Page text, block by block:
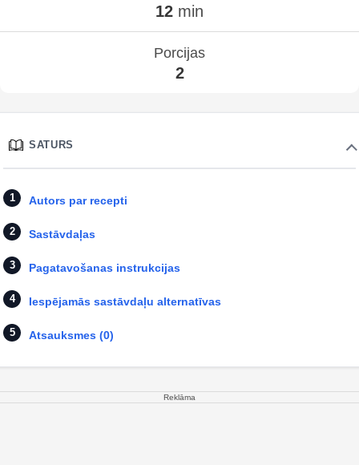
12 min
Porcijas
2
SATURS
Autors par recepti
Sastāvdaļas
Pagatavošanas instrukcijas
Iespējamās sastāvdaļu alternatīvas
Atsauksmes (0)
Reklāma